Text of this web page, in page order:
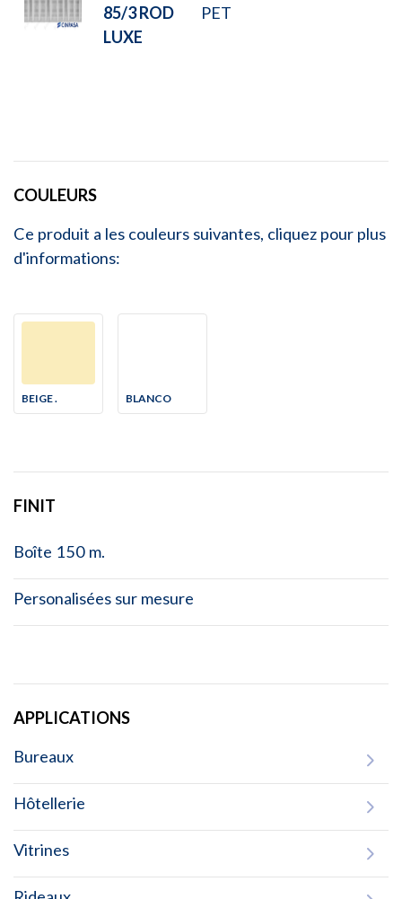
85/3 ROD
LUXE
PET
COULEURS
Ce produit a les couleurs suivantes, cliquez pour plus
d'informations:
BEIGE . BLANCO
FINIT
Boîte 150 m.
Personalisées sur mesure
APPLICATIONS
Bureaux
Hôtellerie
Vitrines